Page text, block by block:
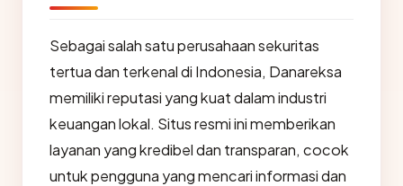
Sebagai salah satu perusahaan sekuritas
tertua dan terkenal di Indonesia, Danareksa
memiliki reputasi yang kuat dalam industri
keuangan lokal. Situs resmi ini memberikan
layanan yang kredibel dan transparan, cocok
untuk pengguna yang mencari informasi dan